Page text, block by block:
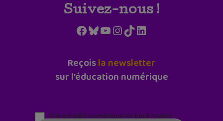
Suivez-nous !
Facebook
Bluesky
YouTube
Instagram
TikTokLinkedIn
Reçoisla newsletter
sur l'éducation numérique
Parentalité numérique (le lundi matin)